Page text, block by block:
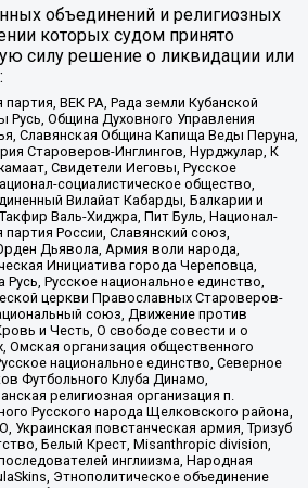
объединений и религиозных
которых судом принято
силу решение о ликвидации или
ВЕК РА, Рада земли Кубанской
Община Духовного Управления
Славянская Община Капища Веды Перуна,
Староверов-Инглингов, Нурджулар, К
Свидетели Иеговы, Русское
социалистическое общество,
Вилайат Кабарды, Балкарии и
Валь-Хиджра, Пит Буль, Национал-
России, Славянский союз,
Дьявола, Армия воли народа,
Инициатива города Череповца,
Русское национальное единство,
церкви Православных Староверов-
союз, Движение против
и Честь, О свободе совести и о
Омская организация общественного
национальное единство, Северное
Футбольного Клуба Динамо,
религиозная организация п.
Русского народа Щелковского района,
повстанческая армия, Тризуб
Белый Крест, Misanthropic division,
инглиизма, Народная
Этнополитическое объединение